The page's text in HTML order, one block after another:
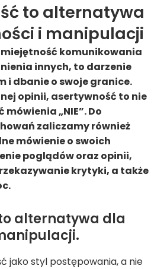
to alternatywa
i manipulacji
komunikowania
innych, to darzenie
i dbanie o swoje granice.
opinii, asertywność to nie
„NIE”. Do
zaliczamy również
mówienie o swoich
poglądów oraz opinii,
krytyki, a także
alternatywa dla
jako styl postępowania, a nie